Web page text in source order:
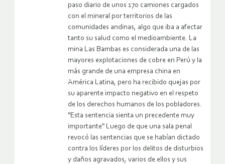
paso diario de unos 170 camiones cargados
con el mineral por territorios de las
comunidades andinas, algo que iba a afectar
tanto su salud como el medioambiente. La
mina Las Bambas es considerada una de las
mayores explotaciones de cobre en Perú y la
más grande de una empresa china en
América Latina, pero ha recibido quejas por
su aparente impacto negativo en el respeto
de los derechos humanos de los pobladores.
"Esta sentencia sienta un precedente muy
importante" Luego de que una sala penal
revocó las sentencias que se habían dictado
contra los líderes por los delitos de disturbios
y daños agravados, varios de ellos y sus